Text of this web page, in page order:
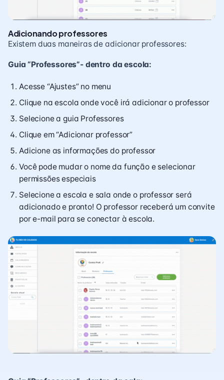
Adicionando professores
Existem duas maneiras de adicionar professores:
Guia “Professores”- dentro da escola:
Acesse “Ajustes” no menu
Clique na escola onde você irá adicionar o professor
Selecione a guia Professores
Clique em “Adicionar professor”
Adicione as informações do professor
Você pode mudar o nome da função e selecionar
permissões especiais
Selecione a escola e sala onde o professor será
adicionado e pronto! O professor receberá um convite
por e-mail para se conectar à escola.